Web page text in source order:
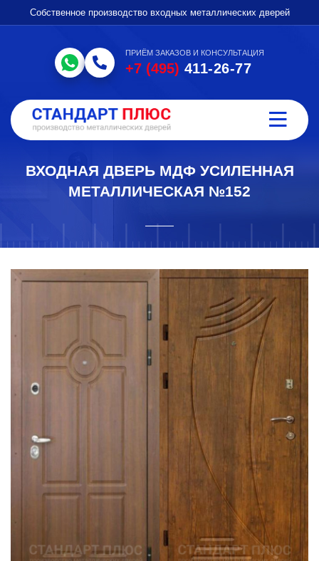
Собственное производство входных металлических дверей
ПРИЁМ ЗАКАЗОВ И КОНСУЛЬТАЦИЯ
+7 (495) 411-26-77
ВХОДНАЯ ДВЕРЬ МДФ УСИЛЕННАЯ
МЕТАЛЛИЧЕСКАЯ №152